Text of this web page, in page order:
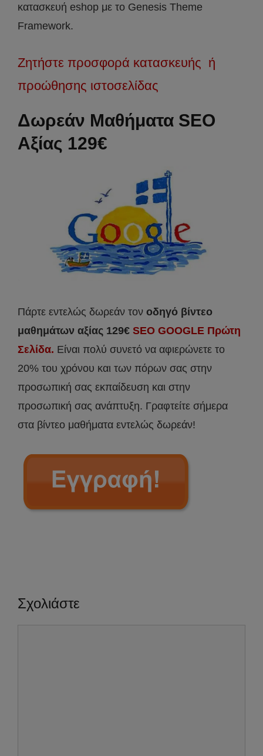
κατασκευή eshop με το Genesis Theme
Framework.
Ζητήστε προσφορά κατασκευής ή
προώθησης ιστοσελίδας
Δωρεάν Μαθήματα SEO
Αξίας 129€
Πάρτε εντελώς δωρεάν τον οδηγό βίντεο
μαθημάτων αξίας 129€ SEO GOOGLE Πρώτη
Σελίδα. Είναι πολύ συνετό να αφιερώνετε το
20% του χρόνου και των πόρων σας στην
προσωπική σας εκπαίδευση και στην
προσωπική σας ανάπτυξη. Γραφτείτε σήμερα
στα βίντεο μαθήματα εντελώς δωρεάν!
Σχολιάστε